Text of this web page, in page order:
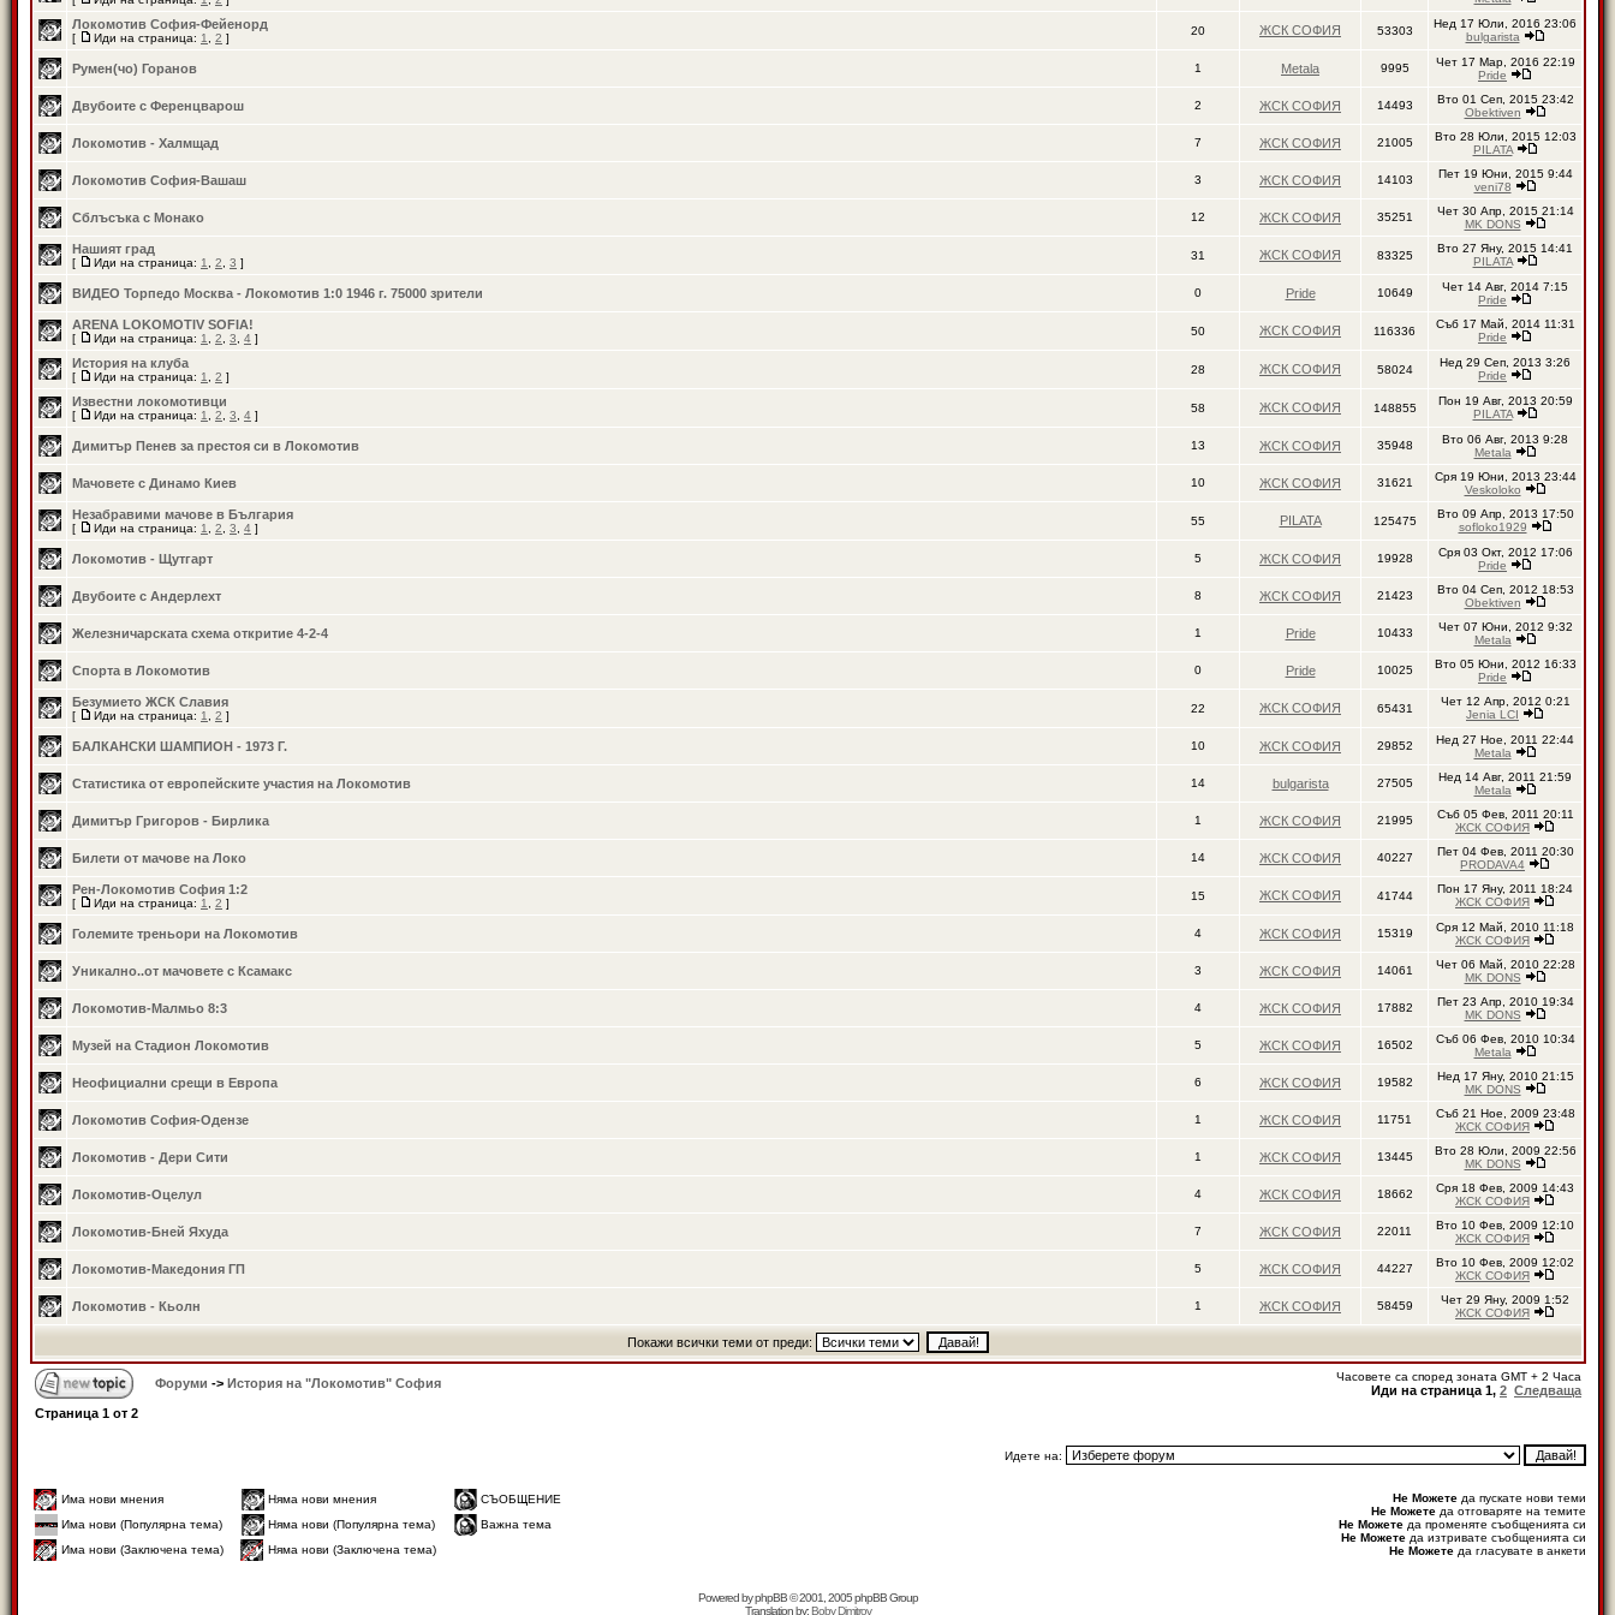
Локомотив София-Фейенорд
[ Иди на страница: 1 2 ]
20 ЖСК СОФИЯ 53303
Нед 17 Юли, 2016 23:06
bulgarista
Румен(чо) Горанов 1 Metala 9995
Чет 17 Мар, 2016 22:19
Pride
Двубоите с Ференцварош 2 ЖСК СОФИЯ 14493
Вто 01 Сеп, 2015 23:42
Obektiven
Локомотив - Халмщад 7 ЖСК СОФИЯ 21005
Вто 28 Юли, 2015 12:03
PILATA
Локомотив София-Вашаш 3 ЖСК СОФИЯ 14103
Пет 19 Юни, 2015 9:44
veni78
Сблъсъка с Монако 12 ЖСК СОФИЯ 35251
Чет 30 Апр, 2015 21:14
MK DONS
Нашият град
[ Иди на страница: 1 2 3 ]
31 ЖСК СОФИЯ 83325
Вто 27 Яну, 2015 14:41
PILATA
ВИДЕО Торпедо Москва - Локомотив 1:0 1946 г. 75000 зрители 0 Pride 10649
Чет 14 Авг, 2014 7:15
Pride
ARENA LOKOMOTIV SOFIA!
[ Иди на страница: 1 2 3 4 ]
50 ЖСК СОФИЯ 116336
Съб 17 Май, 2014 11:31
Pride
История на клуба
[ Иди на страница: 1 2 ]
28 ЖСК СОФИЯ 58024
Нед 29 Сеп, 2013 3:26
Pride
Известни локомотивци
[ Иди на страница: 1 2 3 4 ]
58 ЖСК СОФИЯ 148855
Пон 19 Авг, 2013 20:59
PILATA
Димитър Пенев за престоя си в Локомотив 13 ЖСК СОФИЯ 35948
Вто 06 Авг, 2013 9:28
Metala
Мачовете с Динамо Киев 10 ЖСК СОФИЯ 31621
Сря 19 Юни, 2013 23:44
Veskoloko
Незабравими мачове в България
[ Иди на страница: 1 2 3 4 ]
55 PILATA 125475
Вто 09 Апр, 2013 17:50
sofloko1929
Локомотив - Щутгарт 5 ЖСК СОФИЯ 19928
Сря 03 Окт, 2012 17:06
Pride
Двубоите с Андерлехт 8 ЖСК СОФИЯ 21423
Вто 04 Сеп, 2012 18:53
Obektiven
Железничарската схема откритие 4-2-4 1 Pride 10433
Чет 07 Юни, 2012 9:32
Metala
Спорта в Локомотив 0 Pride 10025
Вто 05 Юни, 2012 16:33
Pride
Безумието ЖСК Славия
[ Иди на страница: 1 2 ]
22 ЖСК СОФИЯ 65431
Чет 12 Апр, 2012 0:21
Jenia LCI
БАЛКАНСКИ ШАМПИОН - 1973 Г. 10 ЖСК СОФИЯ 29852
Нед 27 Ное, 2011 22:44
Metala
Статистика от европейските участия на Локомотив 14 bulgarista 27505
Нед 14 Авг, 2011 21:59
Metala
Димитър Григоров - Бирлика 1 ЖСК СОФИЯ 21995
Съб 05 Фев, 2011 20:11
ЖСК СОФИЯ
Билети от мачове на Локо 14 ЖСК СОФИЯ 40227
Пет 04 Фев, 2011 20:30
PRODAVA4
Рен-Локомотив София 1:2
[ Иди на страница: 1 2 ]
15 ЖСК СОФИЯ 41744
Пон 17 Яну, 2011 18:24
ЖСК СОФИЯ
Големите треньори на Локомотив 4 ЖСК СОФИЯ 15319
Сря 12 Май, 2010 11:18
ЖСК СОФИЯ
Уникално..от мачовете с Ксамакс 3 ЖСК СОФИЯ 14061
Чет 06 Май, 2010 22:28
MK DONS
Локомотив-Малмьо 8:3 4 ЖСК СОФИЯ 17882
Пет 23 Апр, 2010 19:34
MK DONS
Музей на Стадион Локомотив 5 ЖСК СОФИЯ 16502
Съб 06 Фев, 2010 10:34
Metala
Неофициални срещи в Европа 6 ЖСК СОФИЯ 19582
Нед 17 Яну, 2010 21:15
MK DONS
Локомотив София-Одензе 1 ЖСК СОФИЯ 11751
Съб 21 Ное, 2009 23:48
ЖСК СОФИЯ
Локомотив - Дери Сити 1 ЖСК СОФИЯ 13445
Вто 28 Юли, 2009 22:56
MK DONS
Локомотив-Оцелул 4 ЖСК СОФИЯ 18662
Сря 18 Фев, 2009 14:43
ЖСК СОФИЯ
Локомотив-Бней Яхуда 7 ЖСК СОФИЯ 22011
Вто 10 Фев, 2009 12:10
ЖСК СОФИЯ
Локомотив-Македония ГП 5 ЖСК СОФИЯ 44227
Вто 10 Фев, 2009 12:02
ЖСК СОФИЯ
Локомотив - Кьолн 1 ЖСК СОФИЯ 58459
Чет 29 Яну, 2009 1:52
ЖСК СОФИЯ
Покажи всички теми от преди:
Форуми -> История на "Локомотив" София Часовете са според зоната GMT + 2 Часа
Иди на страница 1, 2 Следваща
Страница 1 от 2
Идете на:
Има нови мнения Няма нови мнения
СЪОБЩЕНИЕ
Има нови (Популярна тема)
Няма нови (Популярна тема)
Важна тема
Има нови (Заключена тема)
Няма нови (Заключена тема)
Не Можете да пускате нови теми
Не Можете да отговаряте на темите
Не Можете да променяте съобщенията си
Не Можете да изтривате съобщенията си
Не Можете да гласувате в анкети
Powered byphpBB© 2001, 2005 phpBB Group
Translation by:Boby Dimitrov